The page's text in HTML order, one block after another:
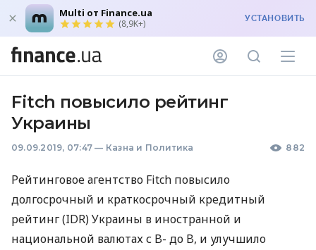
Multi от Finance.ua
(8,9K+) УСТАНОВИТЬ
Fitch повысило рейтинг
Украины
09.09.2019, 07:47 — Казна и Политика 882
Рейтинговое агентство Fitch повысило
долгосрочный и краткосрочный кредитный
рейтинг (IDR) Украины в иностранной и
национальной валютах с B- до B, и улучшило